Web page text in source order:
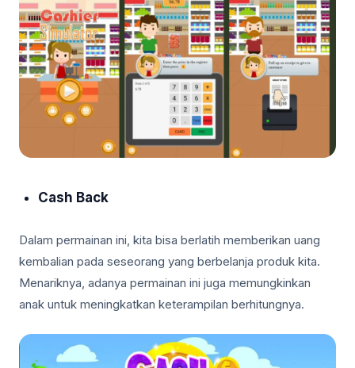
Cash Back
Dalam permainan ini, kita bisa berlatih memberikan uang
kembalian pada seseorang yang berbelanja produk kita.
Menariknya, adanya permainan ini juga memungkinkan
anak untuk meningkatkan keterampilan berhitungnya.